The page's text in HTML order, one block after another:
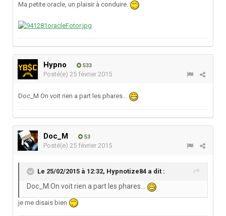
Ma petite oracle, un plaisir à conduire.
Hypno 533
Posté(e) 25 février 2015
Doc_M On voit rien a part les phares...
Doc_M 53
Posté(e) 25 février 2015
Le 25/02/2015 à 12:32, Hypnotize84 a dit :
Doc_M On voit rien a part les phares...
je me disais bien